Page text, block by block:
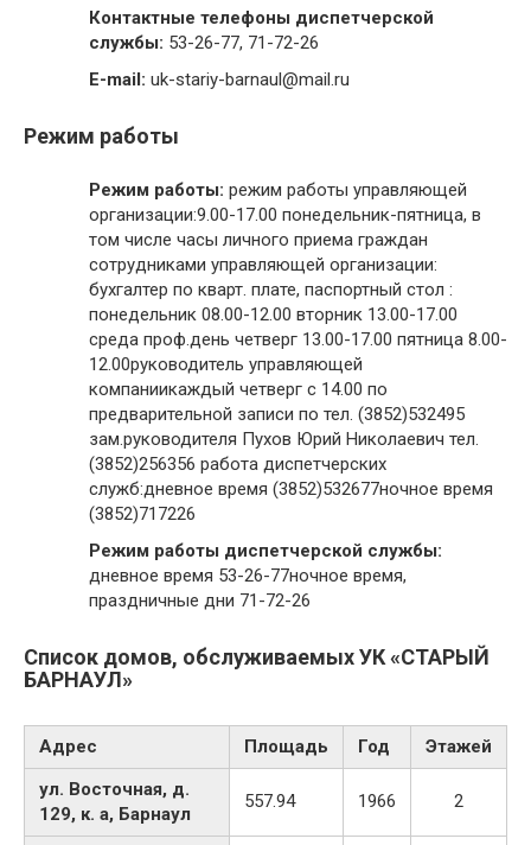
Контактные телефоны диспетчерской
службы: 53-26-77, 71-72-26
E-mail: uk-stariy-barnaul@mail.ru
Режим работы
Режим работы: режим работы управляющей
организации:9.00-17.00 понедельник-пятница, в
том числе часы личного приема граждан
сотрудниками управляющей организации:
бухгалтер по кварт. плате, паспортный стол :
понедельник 08.00-12.00 вторник 13.00-17.00
среда проф.день четверг 13.00-17.00 пятница 8.00-
12.00руководитель управляющей
компаниикаждый четверг с 14.00 по
предварительной записи по тел. (3852)532495
зам.руководителя Пухов Юрий Николаевич тел.
(3852)256356 работа диспетчерских
служб:дневное время (3852)532677ночное время
(3852)717226
Режим работы диспетчерской службы:
дневное время 53-26-77ночное время,
праздничные дни 71-72-26
Список домов, обслуживаемых УК «СТАРЫЙ
БАРНАУЛ»
Адрес Площадь Год
Этажей
ул. Восточная, д.
129, к. а, Барнаул
557.94 1966 2